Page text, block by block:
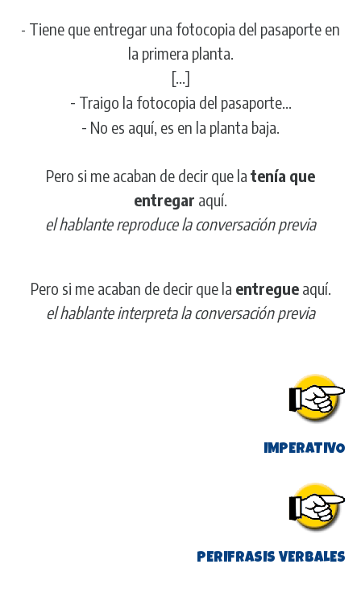
- Tiene que entregar una fotocopia del pasaporte en
la primera planta.
[...]
- Traigo la fotocopia del pasaporte...
- No es aquí, es en la planta baja.
Pero si me acaban de decir que la tenía que
entregar aquí.
el hablantereproducela conversación previa
Pero si me acaban de decir que la entregue aquí.
el hablanteinterpretala conversación previa
IMPERATIVO
PERÍFRASIS VERBALES